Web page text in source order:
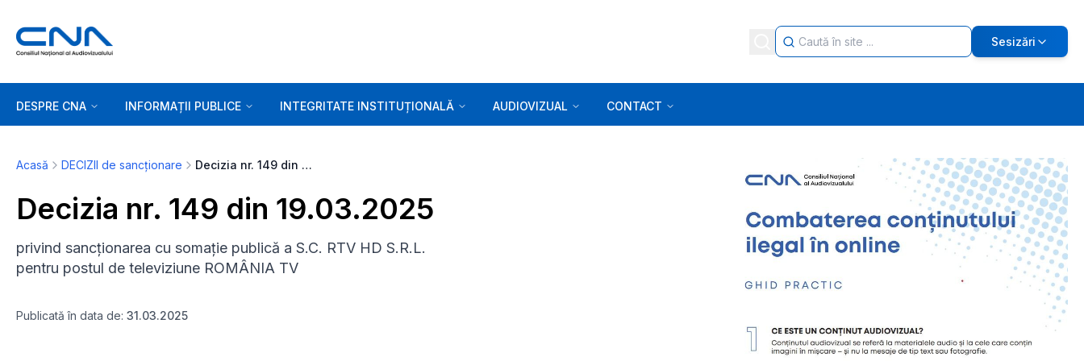
Sesizări
DESPRE CNA INFORMAȚII PUBLICE INTEGRITATE INSTITUȚIONALĂ AUDIOVIZUAL CONTACT
Acasă DECIZII de sancționare Decizia nr. 149 din 19.03.2025
Decizia nr. 149 din 19.03.2025
privind sancționarea cu somație publică a S.C. RTV HD S.R.L.
pentru postul de televiziune ROMÂNIA TV
Publicată în data de: 31.03.2025